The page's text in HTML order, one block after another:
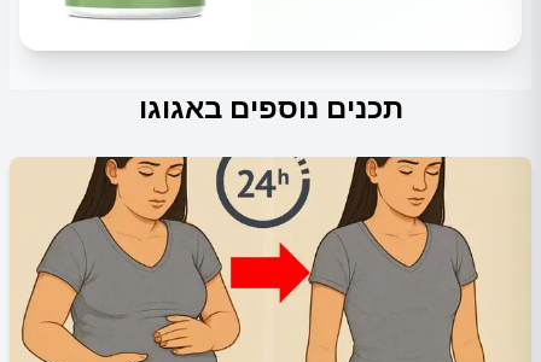
תכנים נוספים באגוגו